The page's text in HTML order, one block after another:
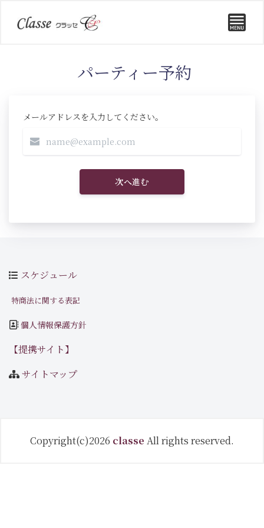
パーティー予約
メールアドレスを入力してください。
次へ進む
スケジュール
特商法に関する表記
個人情報保護方針
【提携サイト】
サイトマップ
Copyright(c)2026 classe All rights reserved.